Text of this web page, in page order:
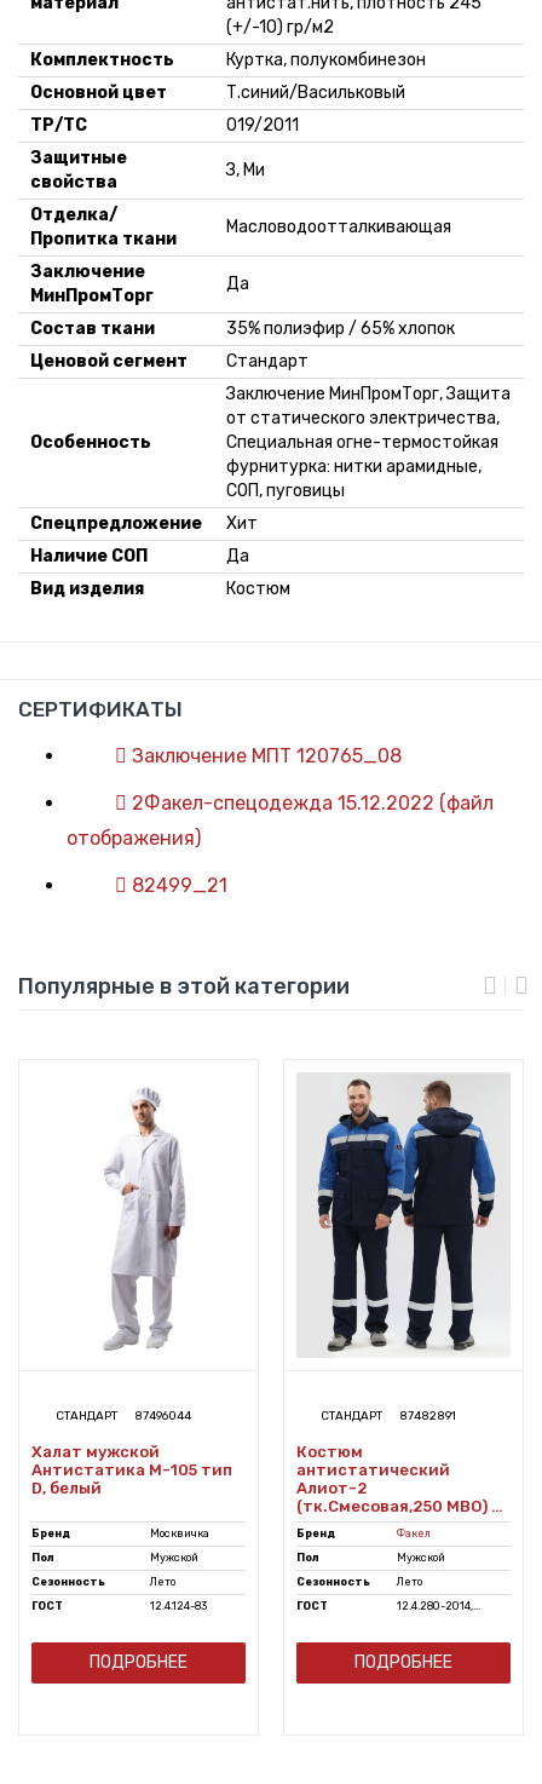
(+/-10) гр/м2
Комплектность
Куртка, полукомбинезон
Основной цвет
Т.синий/Васильковый
ТР/ТС
019/2011
Защитные
свойства
З, Ми
Отделка/
Пропитка ткани
Масловодоотталкивающая
Заключение
МинПромТорг
Да
Состав ткани
35% полиэфир / 65% хлопок
Ценовой сегмент
Стандарт
Особенность
Заключение МинПромТорг, Защита
от статического электричества,
Специальная огне-термостойкая
фурнитурка: нитки арамидные,
СОП, пуговицы
Спецпредложение
Хит
Наличие СОП
Да
Вид изделия
Костюм
СЕРТИФИКАТЫ
Заключение МПТ 120765_08
2Факел-спецодежда 15.12.2022 (файл
отображения)
82499_21
Популярные в этой категории
СТАНДАРТ 87496044
Халат мужской
Антистатика М-105 тип
D, белый
Бренд
Москвичка
Пол
Мужской
Сезонность
Лето
ГОСТ
12.4.124-83
ПОДРОБНЕЕ
СТАНДАРТ 87482891
Костюм
антистатический
Алиот-2
(тк.Смесовая,250 МВО) п/
к, т.синий/васильковый
Бренд
Факел
Пол
Мужской
Сезонность
Лето
ГОСТ
12.4.280-2014,...
ПОДРОБНЕЕ